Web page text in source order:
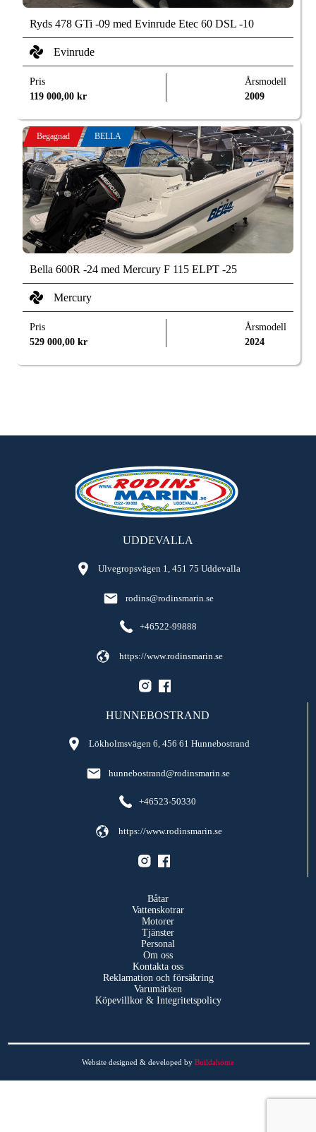
Ryds 478 GTi -09 med Evinrude Etec 60 DSL -10
Evinrude
Pris
119 000,00kr
Årsmodell
2009
Begagnad BELLA
Bella 600R -24 med Mercury F 115 ELPT -25
Mercury
Pris
529 000,00kr
Årsmodell
2024
UDDEVALLA
Ulvegropsvägen 1, 451 75 Uddevalla
rodins@rodinsmarin.se
+46522-99888
https://www.rodinsmarin.se
HUNNEBOSTRAND
Lökholmsvägen 6, 456 61 Hunnebostrand
hunnebostrand@rodinsmarin.se
+46523-50330
https://www.rodinsmarin.se
Båtar
Vattenskotrar
Motorer
Tjänster
Personal
Om oss
Kontakta oss
Reklamation och försäkring
Varumärken
Köpevillkor & Integritetspolicy
Website designed & developed by Buildahome